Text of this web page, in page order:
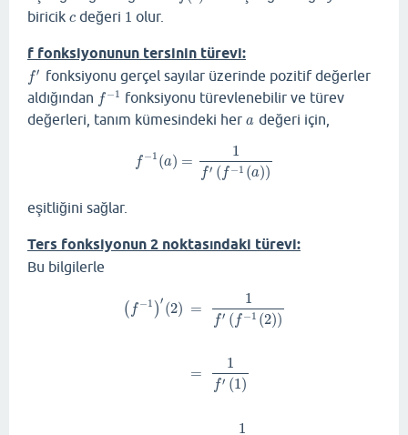
biricik c
cdeğeri 1
1 olur.
f fonksiyonunun tersinin türevi:
f′
f′
fonksiyonu gerçel sayılar üzerinde pozitif değerler
aldığından f −1
f−1 fonksiyonu türevlenebilir ve türev
değerleri, tanım kümesindeki her a
a değeri için,
f −1 (a) =
1
f′ ( f −1 (a))
f−1(a)= 1f′(f−1(a))
eşitliğini sağlar.
Ters fonksiyonun 2 noktasındaki türevi:
Bu bilgilerle
( f −1 )′ (2) =
1
f′ (f −1 (2))
=
1
f′ (1)
1